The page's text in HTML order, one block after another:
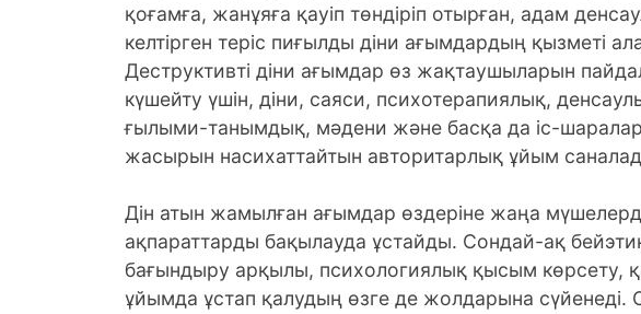
қоғамға, жанұяға қауіп төндіріп отырған, адам
келтірген теріс пиғылды діни ағымдардың қызметі
Деструктивті діни ағымдар өз жақтаушыларын
күшейту үшін, діни, саяси, психотерапиялық,
ғылыми-танымдық, мәдени және басқа да іс-шаралар
жасырын насихаттайтын авторитарлық ұйым
Дін атын жамылған ағымдар өздеріне жаңа
ақпараттарды бақылауда ұстайды. Сондай-ақ
бағындыру арқылы, психологиялық қысым көрсету,
ұйымда ұстап қалудың өзге де жолдарына